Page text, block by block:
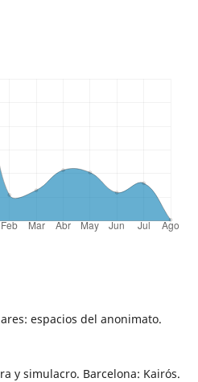
espacios del anonimato.
y simulacro. Barcelona: Kairós.